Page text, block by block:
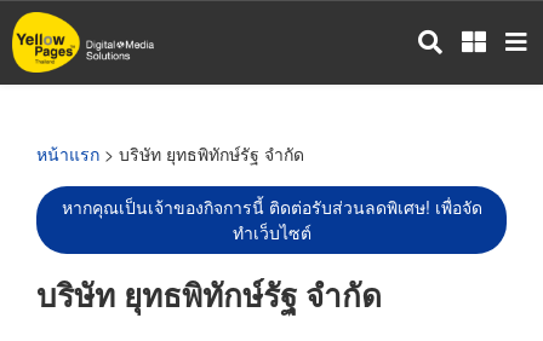
ข้าม
ไป
หน้าแรก > บริษัท ยุทธพิทักษ์รัฐ จำกัด
หากคุณเป็นเจ้าของกิจการนี้ ติดต่อรับส่วนลดพิเศษ! เพื่อจัด
ทำเว็บไซต์
บริษัท ยุทธพิทักษ์รัฐ จำกัด